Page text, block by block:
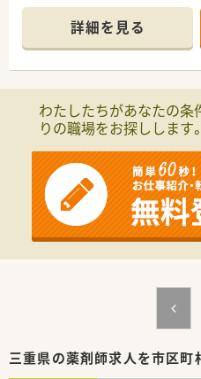
【店舗情報と応需状況について
■内科や皮膚科および糖尿
60枚ほど応需しており幅広
■常時3名から4名の薬剤師
■茅町駅から徒歩6分ほどの
く地域住民の皆様に親しま
■複数名の薬剤師が常駐して
もすぐに相談できる風通し
■急なお休みが発生した場
カバーしやすく、お互いに助
■幅広い年齢層のスタッフ
師からの手厚いフォローを
■1人あたりの処方箋枚数が
中でじっくりと患者様に向
■在宅業務への参加が選択可
業務やOTC販売に専念して
詳細を見る
わたしたちがあなたの条
りの職場をお探しします。
三重県の薬剤師求人を市区町